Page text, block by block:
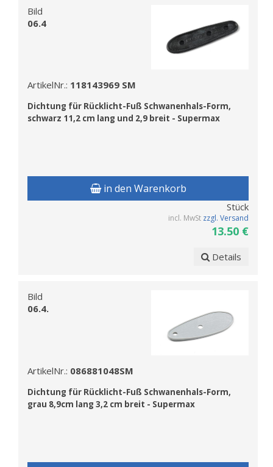
Bild
06.4
ArtikelNr.: 118143969 SM
Dichtung für Rücklicht-Fuß Schwanenhals-Form,
schwarz 11,2 cm lang und 2,9 breit - Supermax
in den Warenkorb
Stück
incl. MwSt zzgl. Versand
13.50 €
Details
Bild
06.4.
ArtikelNr.: 086881048SM
Dichtung für Rücklicht-Fuß Schwanenhals-Form,
grau 8,9cm lang 3,2 cm breit - Supermax